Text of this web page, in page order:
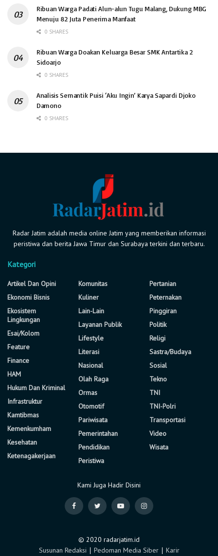
Ribuan Warga Padati Alun-alun Tugu Malang, Dukung MBG
Menuju 82 Juta Penerima Manfaat
0 SHARES
Ribuan Warga Doakan Keluarga Besar SMK Antartika 2
Sidoarjo
0 SHARES
Analisis Semantik Puisi ‘Aku Ingin’ Karya Sapardi Djoko
Damono
0 SHARES
Radar Jatim adalah media online Jatim yang memberikan informasi
peristiwa dan berita Jawa Timur dan Surabaya terkini dan terbaru.
Kategori
Artikel Dan Opini
Ekonomi Bisnis
Ekosistem
Lingkungan
Esai/Kolom
Feature
Finance
HAM
Hukum Dan Kriminal
Infrastruktur
Kamtibmas
Kemenkumham
Kesehatan
Ketenagakerjaan
Komunitas
Kuliner
Lain-Lain
Layanan Publik
Lifestyle
Literasi
Nasional
Olah Raga
Ormas
Otomotif
Pariwisata
Pemerintahan
Pendidikan
Peristiwa
Pertanian
Peternakan
Pinggiran
Politik
Religi
Sastra/Budaya
Sosial
Tekno
TNI
TNI-Polri
Transportasi
Video
Wisata
Kami Juga Hadir Disini
© 2020 radarjatim.id
Susunan Redaksi ∣ Pedoman Media Siber∣ Karir